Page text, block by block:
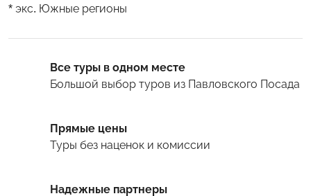
* экс. Южные регионы
Все туры в одном месте
Большой выбор туров из Павловского Посада
Прямые цены
Туры без наценок и комиссии
Надежные партнеры